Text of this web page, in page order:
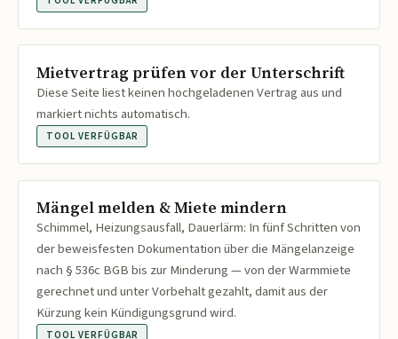
Mietvertrag prüfen vor der Unterschrift
Diese Seite liest keinen hochgeladenen Vertrag aus und
markiert nichts automatisch.
TOOL VERFÜGBAR
Mängel melden & Miete mindern
Schimmel, Heizungsausfall, Dauerlärm: In fünf Schritten von
der beweisfesten Dokumentation über die Mängelanzeige
nach § 536c BGB bis zur Minderung — von der Warmmiete
gerechnet und unter Vorbehalt gezahlt, damit aus der
Kürzung kein Kündigungsgrund wird.
TOOL VERFÜGBAR